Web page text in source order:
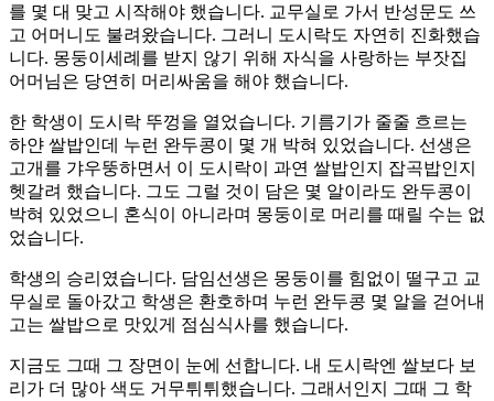
를 몇 대 맞고 시작해야 했습니다. 교무실로 가서 반성문도 쓰
고 어머니도 불려왔습니다. 그러니 도시락도 자연히 진화했습
니다. 몽둥이세례를 받지 않기 위해 자식을 사랑하는 부잣집
어머님은 당연히 머리싸움을 해야 했습니다.
한 학생이 도시락 뚜껑을 열었습니다. 기름기가 줄줄 흐르는
하얀 쌀밥인데 누런 완두콩이 몇 개 박혀 있었습니다. 선생은
고개를 갸우뚱하면서 이 도시락이 과연 쌀밥인지 잡곡밥인지
헷갈려 했습니다. 그도 그럴 것이 담은 몇 알이라도 완두콩이
박혀 있었으니 혼식이 아니라며 몽둥이로 머리를 때릴 수는 없
었습니다. ​
학생의 승리였습니다. 담임선생은 몽둥이를 힘없이 떨구고 교
무실로 돌아갔고 학생은 환호하며 누런 완두콩 몇 알을 걷어내
고는 쌀밥으로 맛있게 점심식사를 했습니다.
지금도 그때 그 장면이 눈에 선합니다. 내 도시락엔 쌀보다 보
리가 더 많아 색도 거무튀튀했습니다. 그래서인지 그때 그 학